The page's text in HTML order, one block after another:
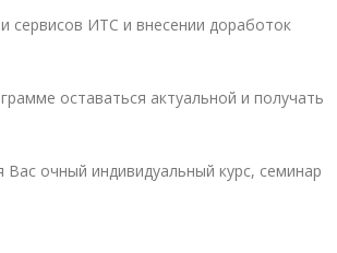
ИТС и внесении доработок
оставаться актуальной и получать
очный индивидуальный курс, семинар